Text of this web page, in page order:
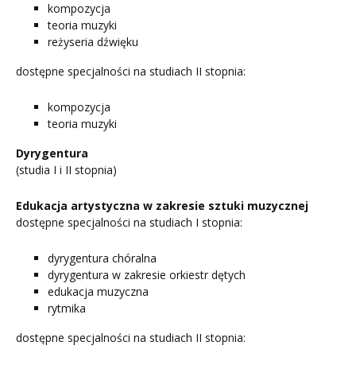
kompozycja
teoria muzyki
reżyseria dźwięku
dostępne specjalności na studiach II stopnia:
kompozycja
teoria muzyki
Dyrygentura
(studia I i II stopnia)
Edukacja artystyczna w zakresie sztuki muzycznej
dostępne specjalności na studiach I stopnia:
dyrygentura chóralna
dyrygentura w zakresie orkiestr dętych
edukacja muzyczna
rytmika
dostępne specjalności na studiach II stopnia: